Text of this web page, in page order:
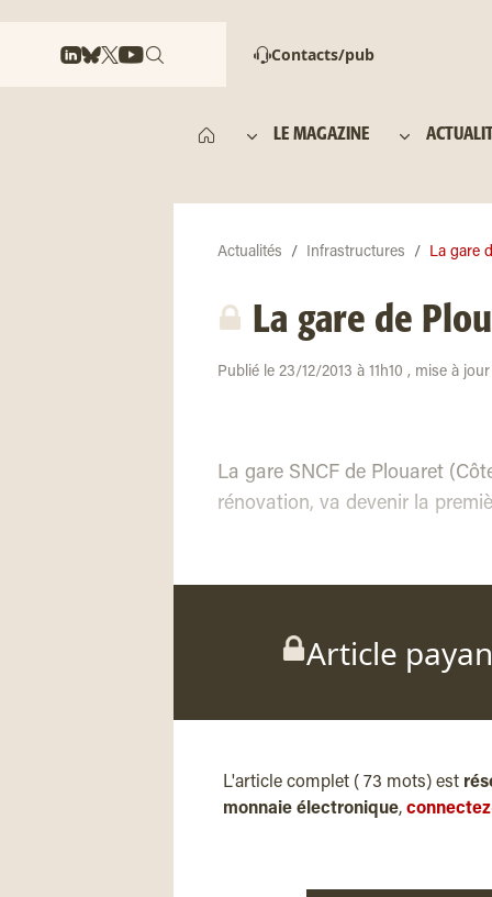
Contacts/pub
LE MAGAZINE
Actualités Infrastructures La gare
La gare de
Publié le 23/12/2013 à 11h10 , mise à
La gare SNCF de Plouaret
rénovation, va devenir la
Article
L'article complet ( 73 mots) est
monnaie électronique,